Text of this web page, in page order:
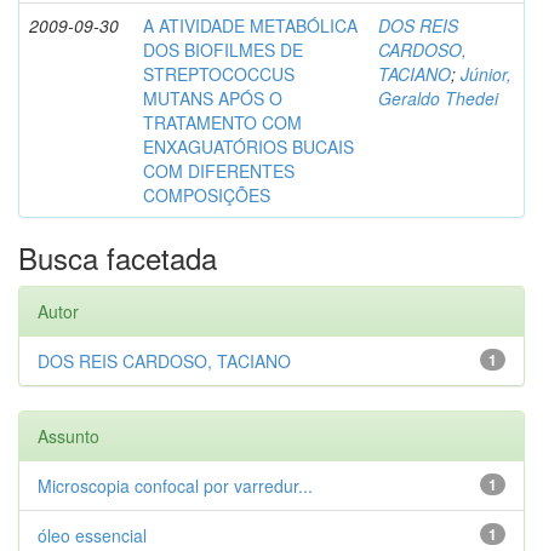
2009-09-30
A ATIVIDADE METABÓLICA
DOS BIOFILMES DE
STREPTOCOCCUS
MUTANS APÓS O
TRATAMENTO COM
ENXAGUATÓRIOS BUCAIS
COM DIFERENTES
COMPOSIÇÕES
DOS REIS
CARDOSO,
TACIANO; Júnior,
Geraldo Thedei
Busca facetada
Autor
1
DOS REIS CARDOSO, TACIANO
Assunto
1
Microscopia confocal por varredur...
1
óleo essencial